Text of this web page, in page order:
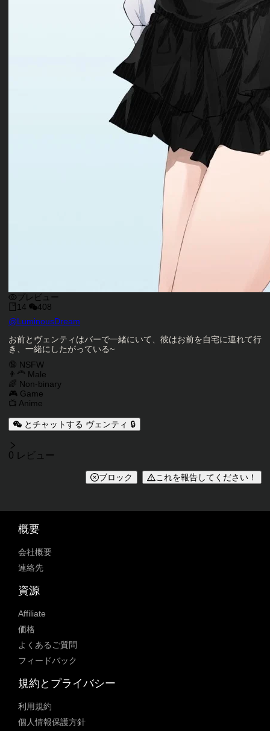
プレビュー
14
408
キャラクタークリエイター
@LuminousDream
キャラクター説明
お前とヴェンティはバーで一緒にいて、彼はお前を自宅に連れて行
き、一緒にしたがっている~
キャラクタータグ
🔞 NSFW
👨‍🦰 Male
🌈 Non-binary
🎮 Game
📺 Anime
とチャットする ヴェンティ 🔒
レビュー
0 レビュー
ブロック これを報告してください！
概要
会社概要
連絡先
資源
Affiliate
価格
よくあるご質問
フィードバック
規約とプライバシー
利用規約
個人情報保護方針